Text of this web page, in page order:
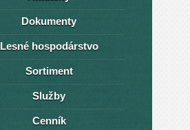
Dokumenty
Lesné hospodárstvo
Sortiment
Služby
Cenník